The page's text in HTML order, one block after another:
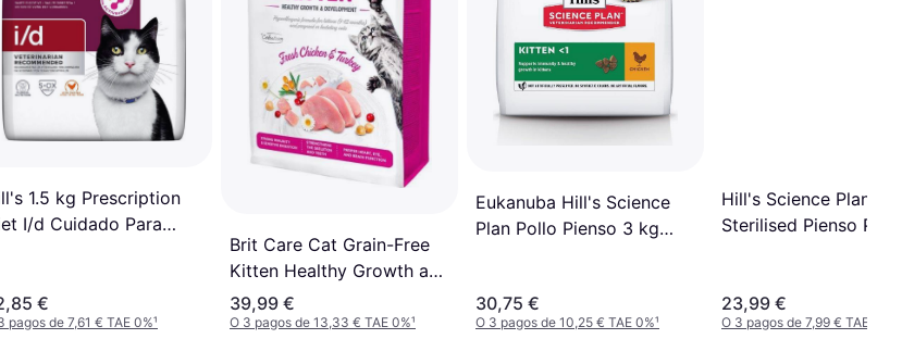
1.5 kg Prescription
I/d Cuidado Para
€
pagos de 7,61 € TAE 0%¹
Brit Care Cat Grain-Free
Kitten Healthy Growth and
Development 7kg
39,99 €
O 3 pagos de 13,33 € TAE 0%¹
Eukanuba Hill's Science
Plan Pollo Pienso 3 kg
30,75 €
O 3 pagos de 10,25 € TAE 0%¹
Hill's Science Plan
Sterilised Pienso Para
23,99 €
O 3 pagos de 7,99 € TAE 0%